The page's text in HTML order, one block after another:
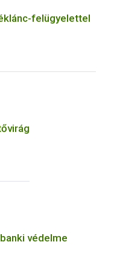
felügyelettel
védelme